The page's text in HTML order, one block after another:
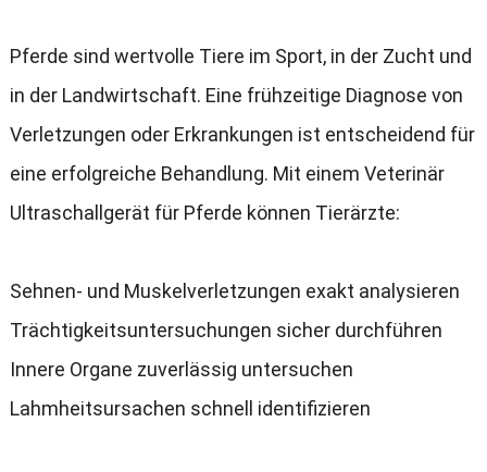
Pferde sind wertvolle Tiere im Sport, in der Zucht und
in der Landwirtschaft. Eine frühzeitige Diagnose von
Verletzungen oder Erkrankungen ist entscheidend für
eine erfolgreiche Behandlung. Mit einem Veterinär
Ultraschallgerät für Pferde können Tierärzte:
Sehnen- und Muskelverletzungen exakt analysieren
Trächtigkeitsuntersuchungen sicher durchführen
Innere Organe zuverlässig untersuchen
Lahmheitsursachen schnell identifizieren